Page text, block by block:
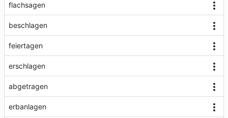
flachsagen
beschlagen
feiertagen
erschlagen
abgetragen
erbanlagen